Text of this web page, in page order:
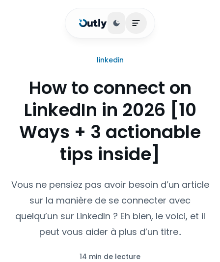
Basculer le thème
Ouvrir le menu
linkedin
How to connect on
LinkedIn in 2026 [10
Ways + 3 actionable
tips inside]
Vous ne pensiez pas avoir besoin d’un article
sur la manière de se connecter avec
quelqu’un sur LinkedIn ? Eh bien, le voici, et il
peut vous aider à plus d’un titre..
14 min de lecture